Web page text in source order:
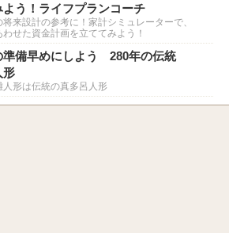
よう！ライフプランコーチ
将来設計の参考に！家計シミュレーターで、
わせた資金計画を立ててみよう！
準備早めにしよう 280年の伝統
形
人形は伝統の真多呂人形